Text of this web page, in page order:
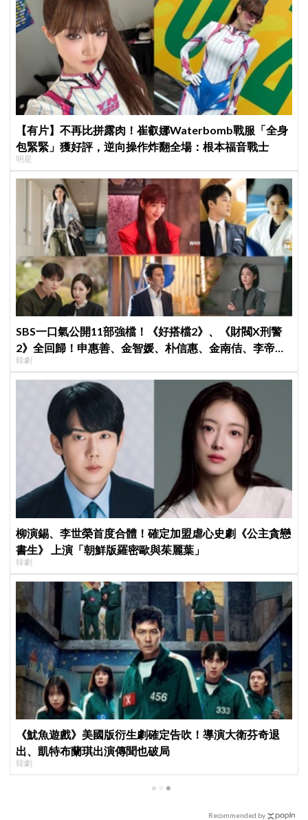
【有片】不再比拼露肉！崔叡娜Waterbomb戰服「全身
包緊緊」獲好評，逆向操作炸翻全場：根本福音戰士
明星
SBS一口氣公開11部強檔！《好搭檔2》、《財閥X刑警
2》全回歸！申惠善、金智媛、朴信惠、金南佶、李帝
勳...陣容太狂了
韓劇
柳演錫、李世榮首度合體！確定加盟虐心史劇《公主貪戀
書生》 上演「朝鮮版羅密歐與茱麗葉」
韓劇
《魷魚遊戲》美國版衍生劇確定告吹！導演大衛芬奇退
出、凱特布蘭琪出演傳聞也破局
韓劇
Recommended by